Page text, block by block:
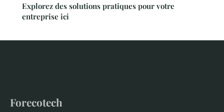
Explorez des solutions pratiques pour votre
entreprise ici
Forecotech